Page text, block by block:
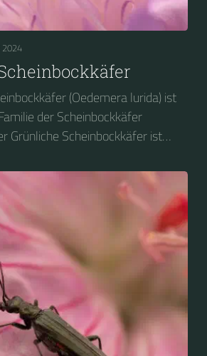
2024
(Oedemera lurida) ist
der Scheinbockkäfer
Grünliche Scheinbockkäfer ist
nobilis).